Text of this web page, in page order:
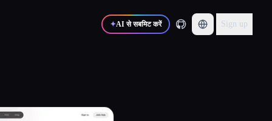
✦AI से सबमिट करें Sign up